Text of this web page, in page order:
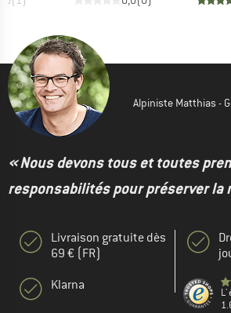
Alpiniste Matthias -
« Nous devons tous et toutes
responsabilités pour préserver la
Livraison gratuite dès
69 € (FR)
Klarna
L'